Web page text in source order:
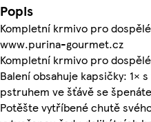
Popis
Kompletní krmivo pro
www.purina-gourmet.cz
Kompletní krmivo pro
Balení obsahuje kapsičky: 1×
pstruhem ve šťávě se
Potěšte vytříbené chutě